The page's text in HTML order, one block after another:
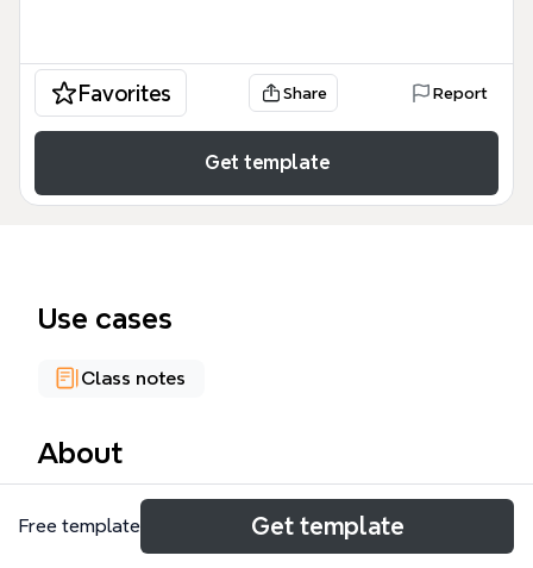
Favorites Share Report
Get template
Use cases
Class notes
About
Dom知识结构 思维导图模板专为前端开发者设计，系
统梳理了DOM操作的核心知识点，涵盖6大分支、169
Free template Get template